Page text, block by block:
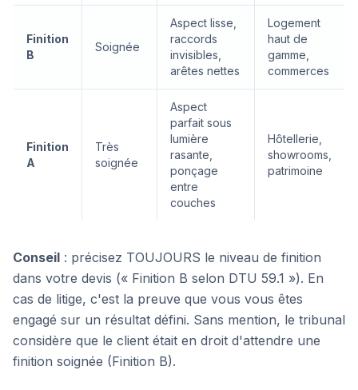
Finition
B
Soignée
Aspect lisse,
raccords
invisibles,
arêtes nettes
Logement
haut de
gamme,
commerces
Finition
A
Très
soignée
Aspect
parfait sous
lumière
rasante,
ponçage
entre
couches
Hôtellerie,
showrooms,
patrimoine
Conseil : précisez TOUJOURS le niveau de finition
dans votre devis (« Finition B selon DTU 59.1 »). En
cas de litige, c'est la preuve que vous vous êtes
engagé sur un résultat défini. Sans mention, le tribunal
considère que le client était en droit d'attendre une
finition soignée (Finition B).